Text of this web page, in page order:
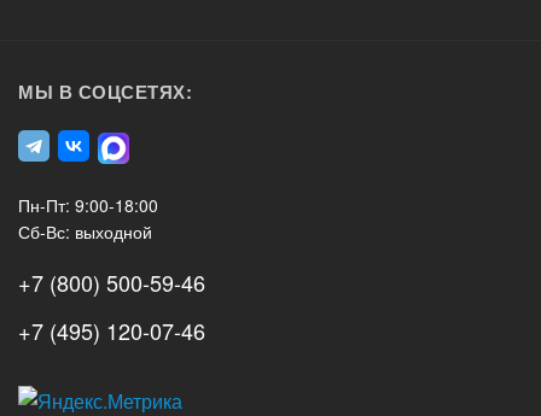
МЫ В СОЦСЕТЯХ:
Пн-Пт: 9:00-18:00
Сб-Вс: выходной
+7 (800) 500-59-46
+7 (495) 120-07-46